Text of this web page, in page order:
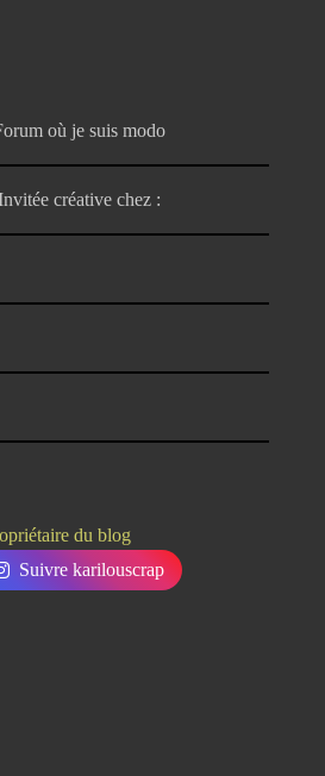
où je suis modo
créative chez :
du blog
Suivre karilouscrap